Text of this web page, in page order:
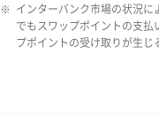
※ インターバンク市場の状況に
でもスワップポイントの支払
プポイントの受け取りが生じ